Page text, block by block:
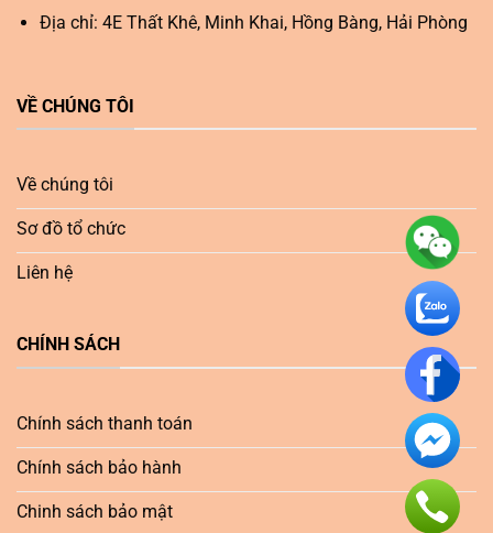
Địa chỉ: 4E Thất Khê, Minh Khai, Hồng Bàng, Hải Phòng
VỀ CHÚNG TÔI
Về chúng tôi
Sơ đồ tổ chức
Liên hệ
CHÍNH SÁCH
Chính sách thanh toán
Chính sách bảo hành
Chinh sách bảo mật